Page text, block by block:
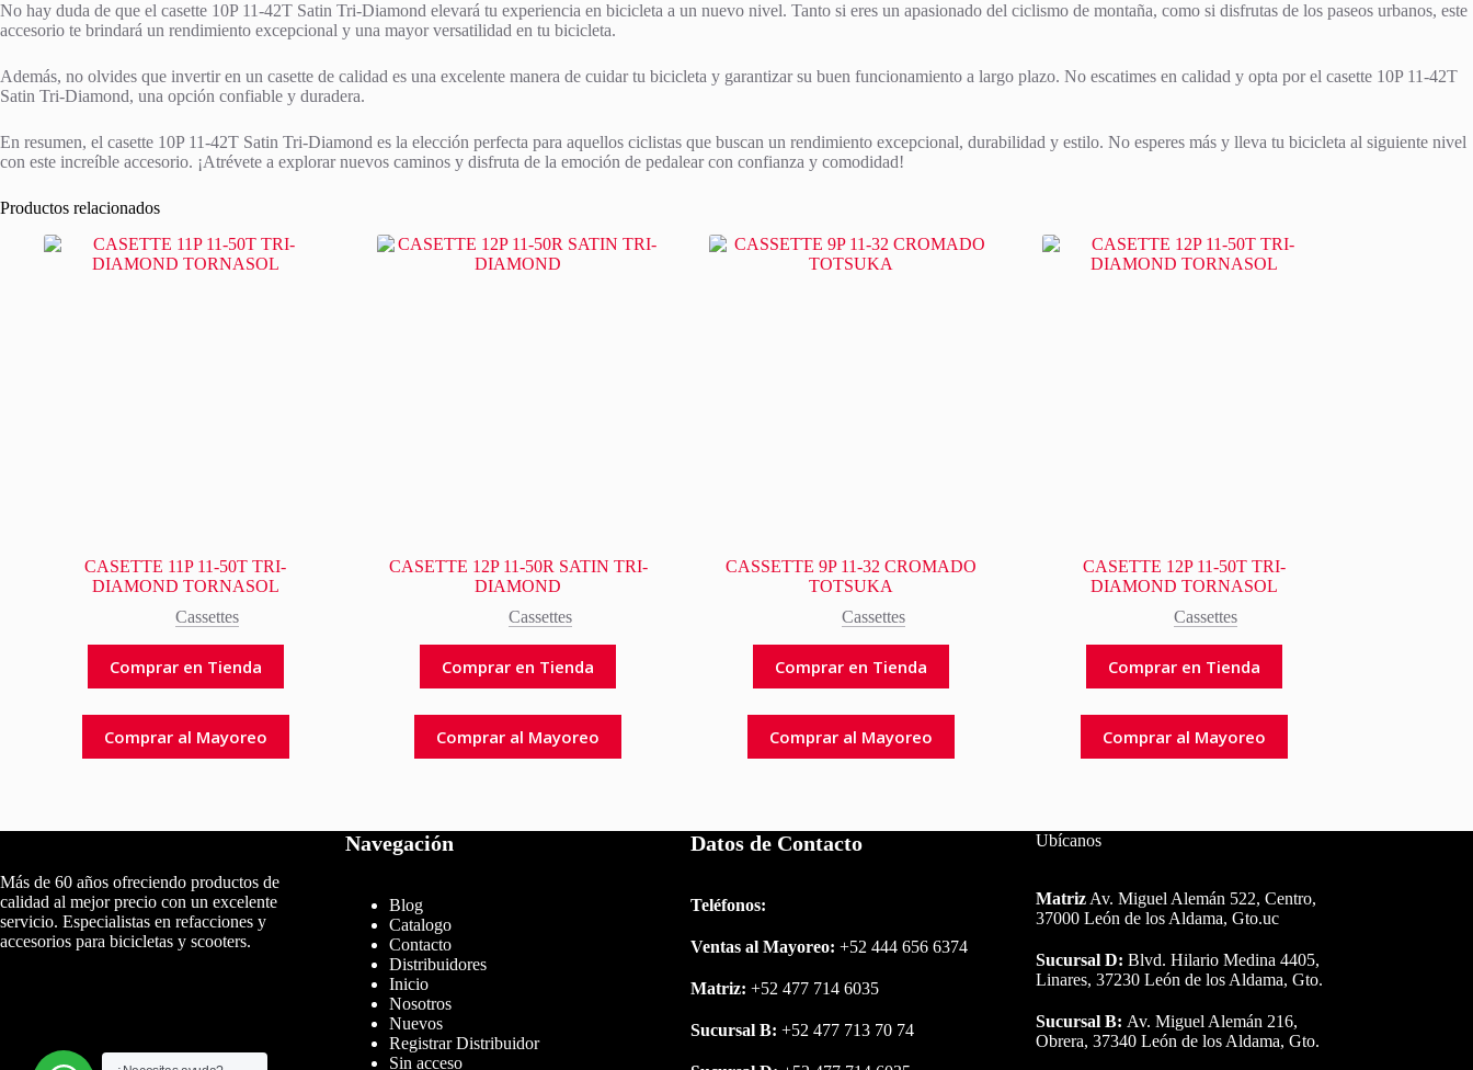
No hay duda de que el casette 10P 11-42T Satin Tri-Diamond elevará tu experiencia en bicicleta a un nuevo nivel. Tanto si eres un apasionado del ciclismo de montaña, como si disfrutas de los paseos urbanos, este
accesorio te brindará un rendimiento excepcional y una mayor versatilidad en tu bicicleta.
Además, no olvides que invertir en un casette de calidad es una excelente manera de cuidar tu bicicleta y garantizar su buen funcionamiento a largo plazo. No escatimes en calidad y opta por el casette 10P 11-42T
Satin Tri-Diamond, una opción confiable y duradera.
En resumen, el casette 10P 11-42T Satin Tri-Diamond es la elección perfecta para aquellos ciclistas que buscan un rendimiento excepcional, durabilidad y estilo. No esperes más y lleva tu bicicleta al siguiente nivel
con este increíble accesorio. ¡Atrévete a explorar nuevos caminos y disfruta de la emoción de pedalear con confianza y comodidad!
Productos relacionados
CASETTE 11P 11-50T TRI-
DIAMOND TORNASOL
Cassettes
Comprar en Tienda
Comprar al Mayoreo
CASETTE 12P 11-50R SATIN TRI-
DIAMOND
Cassettes
Comprar en Tienda
Comprar al Mayoreo
CASSETTE 9P 11-32 CROMADO
TOTSUKA
Cassettes
Comprar en Tienda
Comprar al Mayoreo
CASETTE 12P 11-50T TRI-
DIAMOND TORNASOL
Cassettes
Comprar en Tienda
Comprar al Mayoreo
Más de 60 años ofreciendo productos de
calidad al mejor precio con un excelente
servicio. Especialistas en refacciones y
accesorios para bicicletas y scooters.
Navegación
Blog
Catalogo
Contacto
Distribuidores
Inicio
Nosotros
Nuevos
Registrar Distribuidor
Sin acceso
Datos de Contacto
Teléfonos:
Ventas al Mayoreo: +52 444 656 6374
Matriz: +52 477 714 6035
Sucursal B: +52 477 713 70 74
Ubícanos
MatrizAv. Miguel Alemán 522, Centro,
37000 León de los Aldama, Gto.uc
Sucursal D: Blvd. Hilario Medina 4405,
Linares, 37230 León de los Aldama, Gto.
Sucursal B: Av. Miguel Alemán 216,
Obrera, 37340 León de los Aldama, Gto.